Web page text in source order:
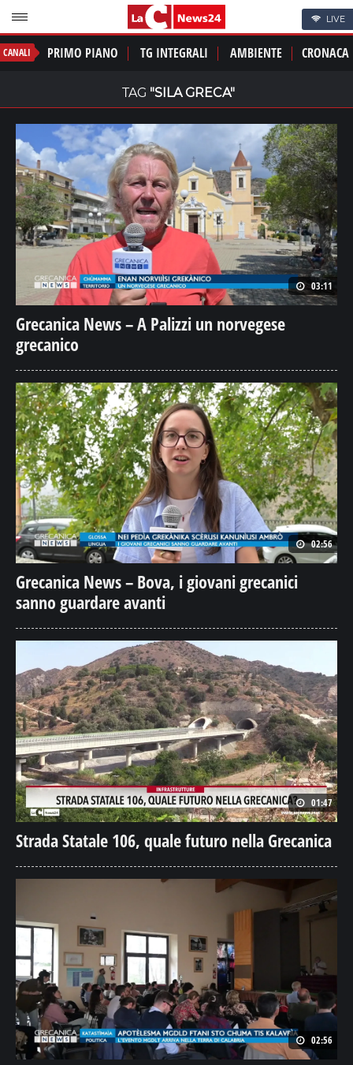
LIVE
CANALI PRIMO PIANO TG INTEGRALI AMBIENTE CRONACA
TAG "SILA GRECA"
03:11
Grecanica News – A Palizzi un norvegese
grecanico
02:56
Grecanica News – Bova, i giovani grecanici
sanno guardare avanti
01:47
Strada Statale 106, quale futuro nella Grecanica
02:56